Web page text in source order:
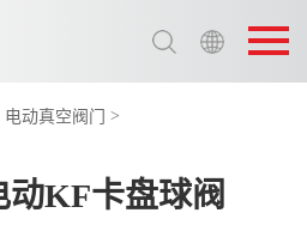
电动真空阀门 >
动KF卡盘球阀